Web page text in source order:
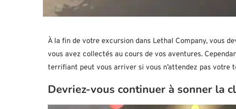
À la fin de votre excursion dans Lethal Company, vous
vous avez collectés au cours de vos aventures.
terrifiant peut vous arriver si vous n’attendez pas votre
Devriez-vous continuer à sonner la